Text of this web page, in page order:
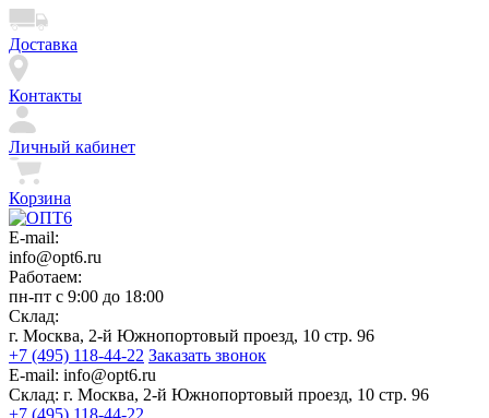
Доставка
Контакты
Личный кабинет
Корзина
E-mail:
info@opt6.ru
Работаем:
пн-пт с 9:00 до 18:00
Склад:
г. Москва, 2-й Южнопортовый проезд, 10 стр. 96
+7 (495) 118-44-22 Заказать звонок
E-mail: info@opt6.ru
Склад: г. Москва, 2-й Южнопортовый проезд, 10 стр. 96
+7 (495) 118-44-22